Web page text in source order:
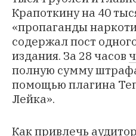
Крапоткину на 40
«пропаганды
содержал пост
издания. За 28 часов
полную сумму
помощью плагина
Лейка».
Как привлечь